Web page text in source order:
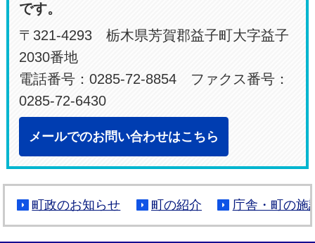
です。
〒321-4293 栃木県芳賀郡益子町大字益子
2030番地
電話番号：0285-72-8854 ファクス番号：
0285-72-6430
メールでのお問い合わせはこちら
町政のお知らせ 町の紹介 庁舎・町の施